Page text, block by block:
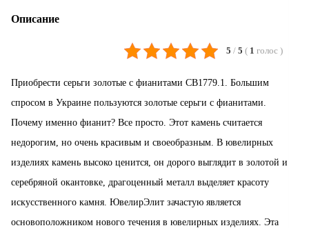
Описание
5 / 5 ( 1 голос )
Приобрести серьги золотые с фианитами СВ1779.1. Большим
спросом в Украине пользуются золотые серьги с фианитами.
Почему именно фианит? Все просто. Этот камень считается
недорогим, но очень красивым и своеобразным. В ювелирных
изделиях камень высоко ценится, он дорого выглядит в золотой и
серебряной окантовке, драгоценный металл выделяет красоту
искусственного камня. ЮвелирЭлит зачастую является
основоположником нового течения в ювелирных изделиях. Эта